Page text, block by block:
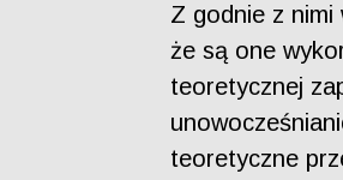
Z godnie z nimi
że są one
teoretycznej
teoretyczne